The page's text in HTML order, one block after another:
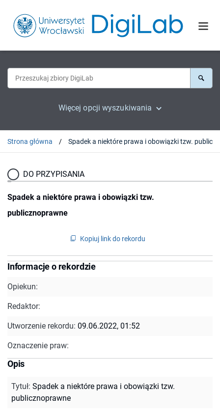
Więcej opcji wyszukiwania
Strona główna
DO PRZYPISANIA
Spadek a niektóre prawa i obowiązki tzw.
publicznoprawne
Kopiuj link do rekordu
Informacje o rekordzie
Opiekun:
Redaktor:
Utworzenie rekordu: 09.06.2022, 01:52
Oznaczenie praw:
Opis
Tytuł: Spadek a niektóre prawa i obowiązki tzw.
publicznoprawne